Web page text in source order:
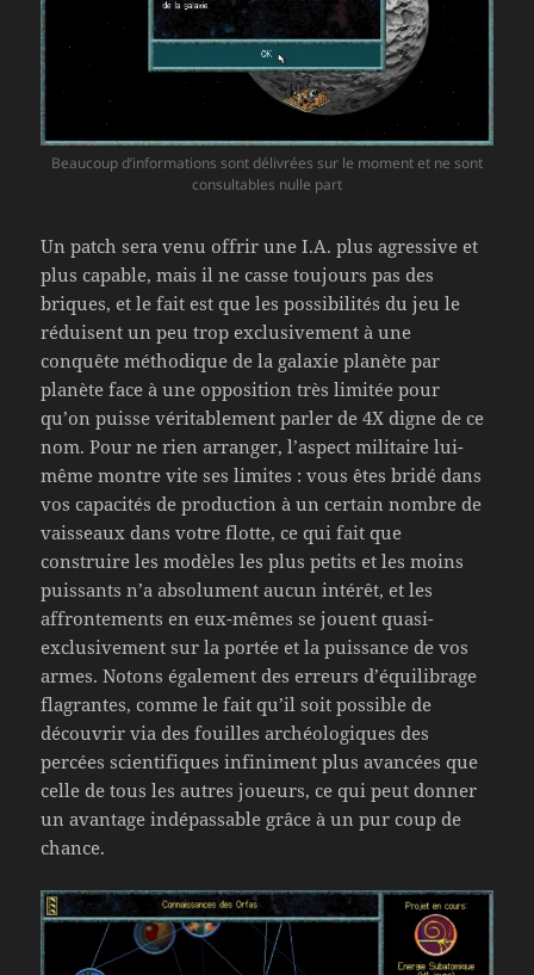
Beaucoup d’informations sont délivrées sur le moment et ne sont
consultables nulle part
Un patch sera venu offrir une I.A. plus agressive et
plus capable, mais il ne casse toujours pas des
briques, et le fait est que les possibilités du jeu le
réduisent un peu trop exclusivement à une
conquête méthodique de la galaxie planète par
planète face à une opposition très limitée pour
qu’on puisse véritablement parler de 4X digne de ce
nom. Pour ne rien arranger, l’aspect militaire lui-
même montre vite ses limites : vous êtes bridé dans
vos capacités de production à un certain nombre de
vaisseaux dans votre flotte, ce qui fait que
construire les modèles les plus petits et les moins
puissants n’a absolument aucun intérêt, et les
affrontements en eux-mêmes se jouent quasi-
exclusivement sur la portée et la puissance de vos
armes. Notons également des erreurs d’équilibrage
flagrantes, comme le fait qu’il soit possible de
découvrir via des fouilles archéologiques des
percées scientifiques infiniment plus avancées que
celle de tous les autres joueurs, ce qui peut donner
un avantage indépassable grâce à un pur coup de
chance.